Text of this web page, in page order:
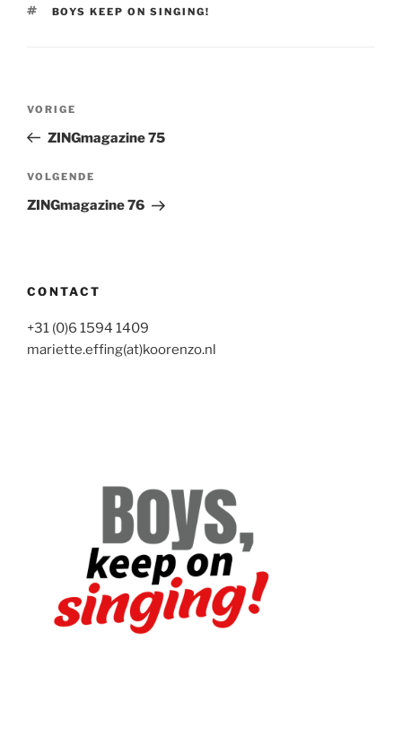
TAGS
BOYS KEEP ON SINGING!
Bericht
Vorig
bericht
VORIGE
ZINGmagazine 75
Volgend
bericht
VOLGENDE
ZINGmagazine 76
CONTACT
+31 (0)6 1594 1409
mariette.effing(at)koorenzo.nl